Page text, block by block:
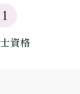
1
資格